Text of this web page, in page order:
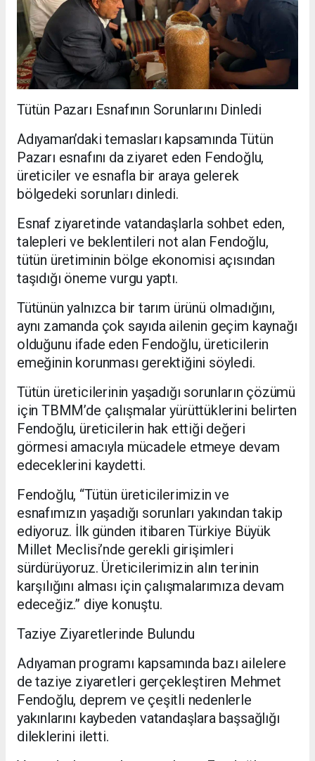
Tütün Pazarı Esnafının Sorunlarını Dinledi
Adıyaman’daki temasları kapsamında Tütün
Pazarı esnafını da ziyaret eden Fendoğlu,
üreticiler ve esnafla bir araya gelerek
bölgedeki sorunları dinledi.
Esnaf ziyaretinde vatandaşlarla sohbet eden,
talepleri ve beklentileri not alan Fendoğlu,
tütün üretiminin bölge ekonomisi açısından
taşıdığı öneme vurgu yaptı.
Tütünün yalnızca bir tarım ürünü olmadığını,
aynı zamanda çok sayıda ailenin geçim kaynağı
olduğunu ifade eden Fendoğlu, üreticilerin
emeğinin korunması gerektiğini söyledi.
Tütün üreticilerinin yaşadığı sorunların çözümü
için TBMM’de çalışmalar yürüttüklerini belirten
Fendoğlu, üreticilerin hak ettiği değeri
görmesi amacıyla mücadele etmeye devam
edeceklerini kaydetti.
Fendoğlu, “Tütün üreticilerimizin ve
esnafımızın yaşadığı sorunları yakından takip
ediyoruz. İlk günden itibaren Türkiye Büyük
Millet Meclisi’nde gerekli girişimleri
sürdürüyoruz. Üreticilerimizin alın terinin
karşılığını alması için çalışmalarımıza devam
edeceğiz.” diye konuştu.
Taziye Ziyaretlerinde Bulundu
Adıyaman programı kapsamında bazı ailelere
de taziye ziyaretleri gerçekleştiren Mehmet
Fendoğlu, deprem ve çeşitli nedenlerle
yakınlarını kaybeden vatandaşlara başsağlığı
dileklerini iletti.